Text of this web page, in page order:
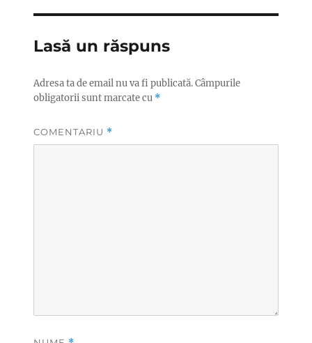
Lasă un răspuns
Adresa ta de email nu va fi publicată.Câmpurile
obligatorii sunt marcate cu *
COMENTARIU *